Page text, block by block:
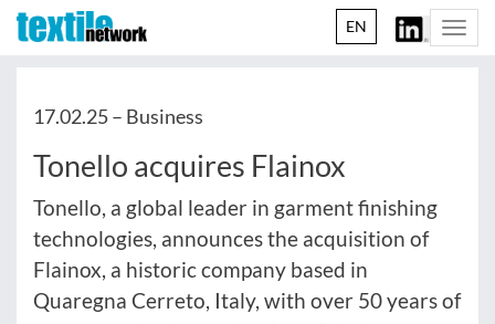
EN
17.02.25 – Business
Tonello acquires Flainox
Tonello, a global leader in garment finishing
technologies, announces the acquisition of
Flainox, a historic company based in
Quaregna Cerreto, Italy, with over 50 years of